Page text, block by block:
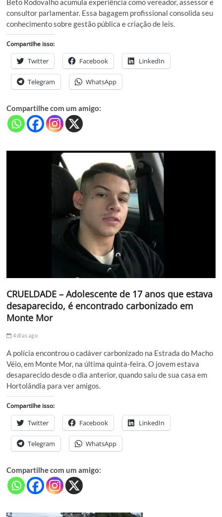
Beto Rodovalho acumula experiência como vereador, assessor e
consultor parlamentar. Essa bagagem profissional consolida seu
conhecimento sobre gestão pública e criação de leis.
Compartilhe isso:
Twitter Facebook LinkedIn
Telegram WhatsApp
Compartilhe com um amigo:
CRUELDADE – Adolescente de 17 anos que estava
desaparecido, é encontrado carbonizado em
Monte Mor
4 dias ago
A polícia encontrou o cadáver carbonizado na Estrada do Macho
Véio, em Monte Mor, na última quinta-feira. O jovem estava
desaparecido desde o dia anterior, quando saiu de sua casa em
Hortolândia para ver amigos.
Compartilhe isso:
Twitter Facebook LinkedIn
Telegram WhatsApp
Compartilhe com um amigo: